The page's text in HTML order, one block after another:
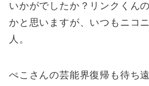
いかがでしたか？リンクくん
かと思いますが、いつもニコ
人。
ぺこさんの芸能界復帰も待ち